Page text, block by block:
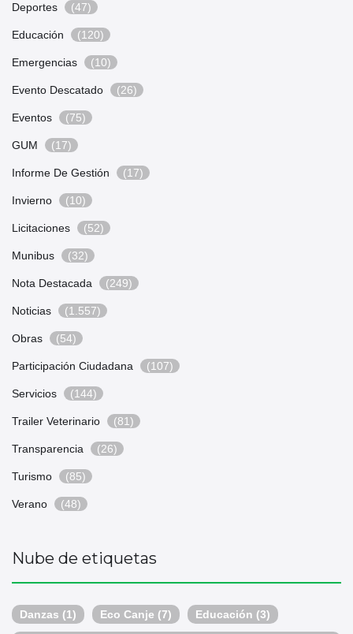
Deportes (47)
Educación (120)
Emergencias (10)
Evento Descatado (26)
Eventos (75)
GUM (17)
Informe De Gestión (17)
Invierno (10)
Licitaciones (52)
Munibus (32)
Nota Destacada (249)
Noticias (1.557)
Obras (54)
Participación Ciudadana (107)
Servicios (144)
Trailer Veterinario (81)
Transparencia (26)
Turismo (85)
Verano (48)
Nube de etiquetas
Danzas (1) Eco Canje (7) Educación (3)